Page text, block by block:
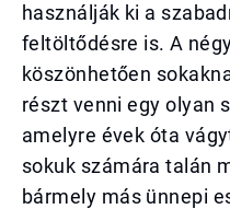
használják ki a
feltöltődésre is. A
köszönhetően
részt venni egy olyan
amelyre évek óta
sokuk számára talán
bármely más ünnepi